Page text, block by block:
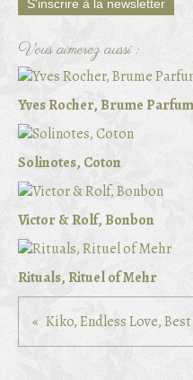
S'inscrire à la newsletter
Vous aimerez aussi :
Yves Rocher, Brume
Solinotes, Coton
Victor & Rolf, Bonbon
Rituals, Rituel of Mehr
Kiko, Endless Love,